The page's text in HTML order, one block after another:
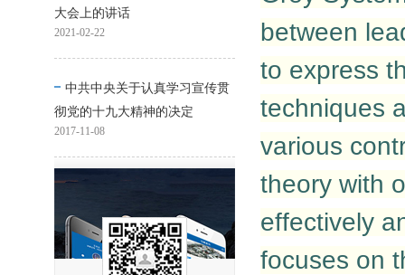
大会上的讲话
2021-02-22
中共中央关于认真学习宣传贯
彻党的十九大精神的决定
2017-11-08
between
to express
techniques
various
theory with
effectively
focuses on